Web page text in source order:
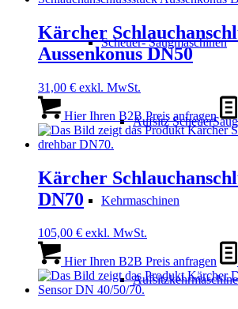
Scheuer- Saugmaschinen
Aufsitz
Kehrmaschinen
Kärcher
Aussenkonus DN50
31,00 € exkl. MwSt.
Hier Ihren B2B Preis anfragen
Kärcher
DN70
105,00 € exkl. MwSt.
Hier Ihren B2B Preis anfragen